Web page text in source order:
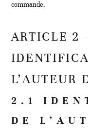
commande.
ARTICLE 2
L’AUTEUR
2.1
DE